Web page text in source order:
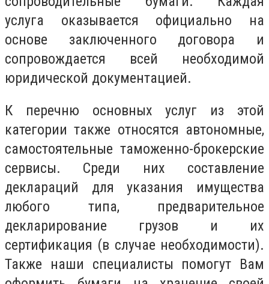
услуга оказывается официально на
основе заключенного договора и
сопровождается всей необходимой
юридической документацией.
К перечню основных услуг из этой
категории также относятся автономные,
самостоятельные таможенно-брокерские
сервисы. Среди них составление
деклараций для указания имущества
любого типа, предварительное
декларирование грузов и их
сертификация (в случае необходимости).
Также наши специалисты помогут Вам